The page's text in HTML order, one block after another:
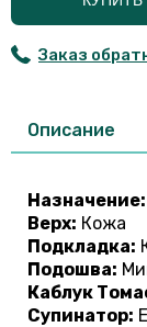
Заказ
Описание
Назначение:
Верх: Кожа
Подкладка:
Подошва:
Каблук
Супинатор: